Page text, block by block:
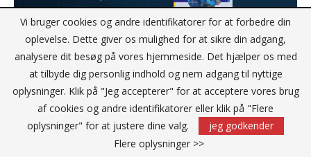
Vi bruger cookies og andre identifikatorer for at forbedre din
oplevelse. Dette giver os mulighed for at sikre din adgang,
analysere dit besøg på vores hjemmeside. Det hjælper os med
at tilbyde dig personlig indhold og nem adgang til nyttige
oplysninger. Klik på "Jeg accepterer" for at acceptere vores brug
af cookies og andre identifikatorer eller klik på "Flere
oplysninger" for at justere dine valg.
jeg godkender
Flere oplysninger >>